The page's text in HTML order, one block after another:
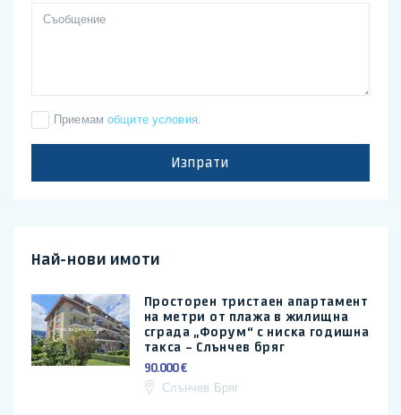
Приемам общите условия.
Изпрати
Най-нови имоти
Просторен тристаен апартамент
на метри от плажа в жилищна
сграда „Форум“ с ниска годишна
такса – Слънчев бряг
90.000 €
Слънчев Бряг